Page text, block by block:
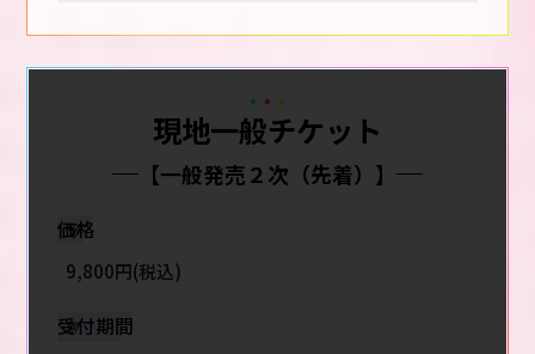
現地一般チケット
【一般発売２次（先着）】
価格
9,800円(税込)
受付期間